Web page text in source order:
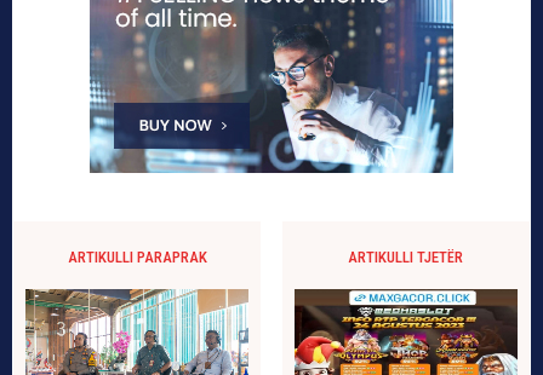
ARTIKULLI PARAPRAK ARTIKULLI TJETËR